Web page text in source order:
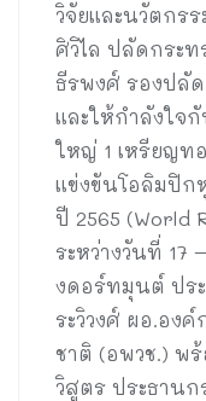
วิจัยและนวัตกร
ศิวิไล ปลัดกระท
ธีรพงศ์ รองปลั
และให้กำลังใจกั
ใหญ่ 1 เหรียญท
แข่งขันโอลิมปิก
ปี 2565 (World
ระหว่างวันที่ 17
งดอร์ทมุนต์ ปร
ระวิวงศ์ ผอ.อง
ชาติ (อพวช.) พ
วิสูตร ประธาน